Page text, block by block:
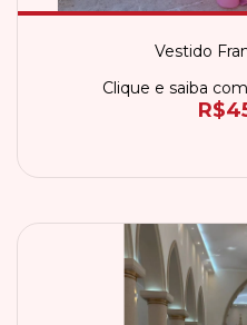
Vestido
Clique e saiba